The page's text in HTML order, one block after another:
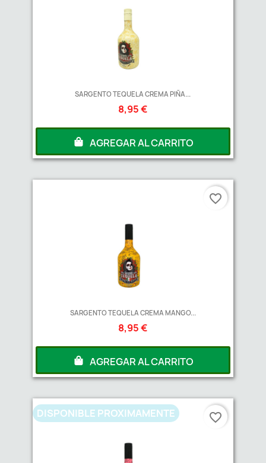
SARGENTO TEQUELA CREMA PIÑA...
8,95 €
AGREGAR AL CARRITO
SARGENTO TEQUELA CREMA MANGO...
8,95 €
AGREGAR AL CARRITO
favorite_border
DISPONIBLE PROXIMAMENTE favorite_border